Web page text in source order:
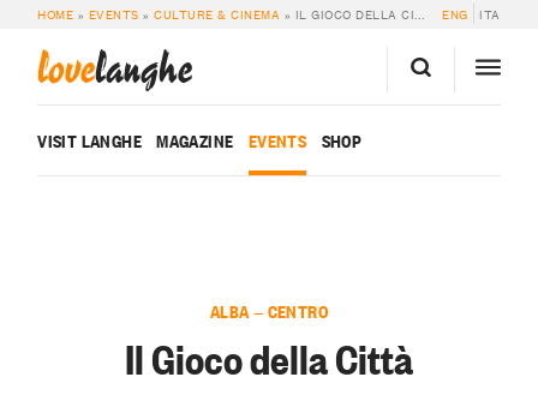
HOME » EVENTS »CULTURE & CINEMA » IL GIOCO DELLA CITTÀ ENG ITA
lovelanghe
VISIT LANGHE MAGAZINE EVENTS SHOP
ALBA — CENTRO
Il Gioco della Città